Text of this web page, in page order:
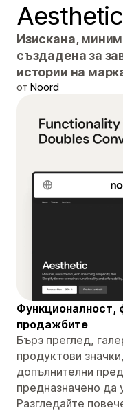
Aesthetic
Изискана,
създадена за
истории на
от Noord
Функционалност,
продажбите
Бърз преглед,
продуктови
допълнителни
предназначено да
Разгледайте